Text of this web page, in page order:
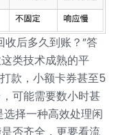
收后多久到账？”答
类技术成熟的平
款，小额卡券甚至5
可能需要数小时甚
择一种高效处理闲